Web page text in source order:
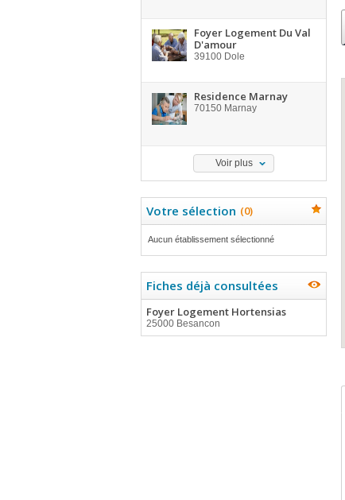
Foyer Logement Du Val
D'amour
39100 Dole
Residence Marnay
70150 Marnay
Voir plus
Votre sélection (0)
Aucun établissement sélectionné
Fiches déjà consultées
Foyer Logement Hortensias
25000 Besancon